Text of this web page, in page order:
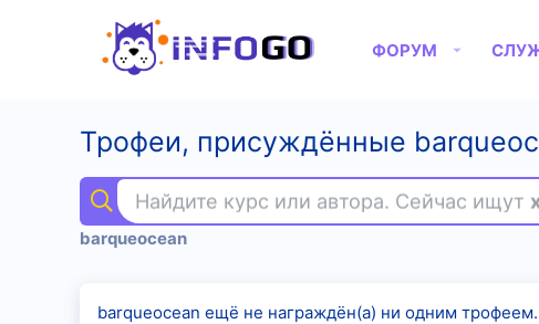
ФОРУМ
Трофеи, присуждённые
Найдите курс или автора. Сейчас ищут
barqueocean
barqueocean ещё не награждён(а) ни одним трофеем.